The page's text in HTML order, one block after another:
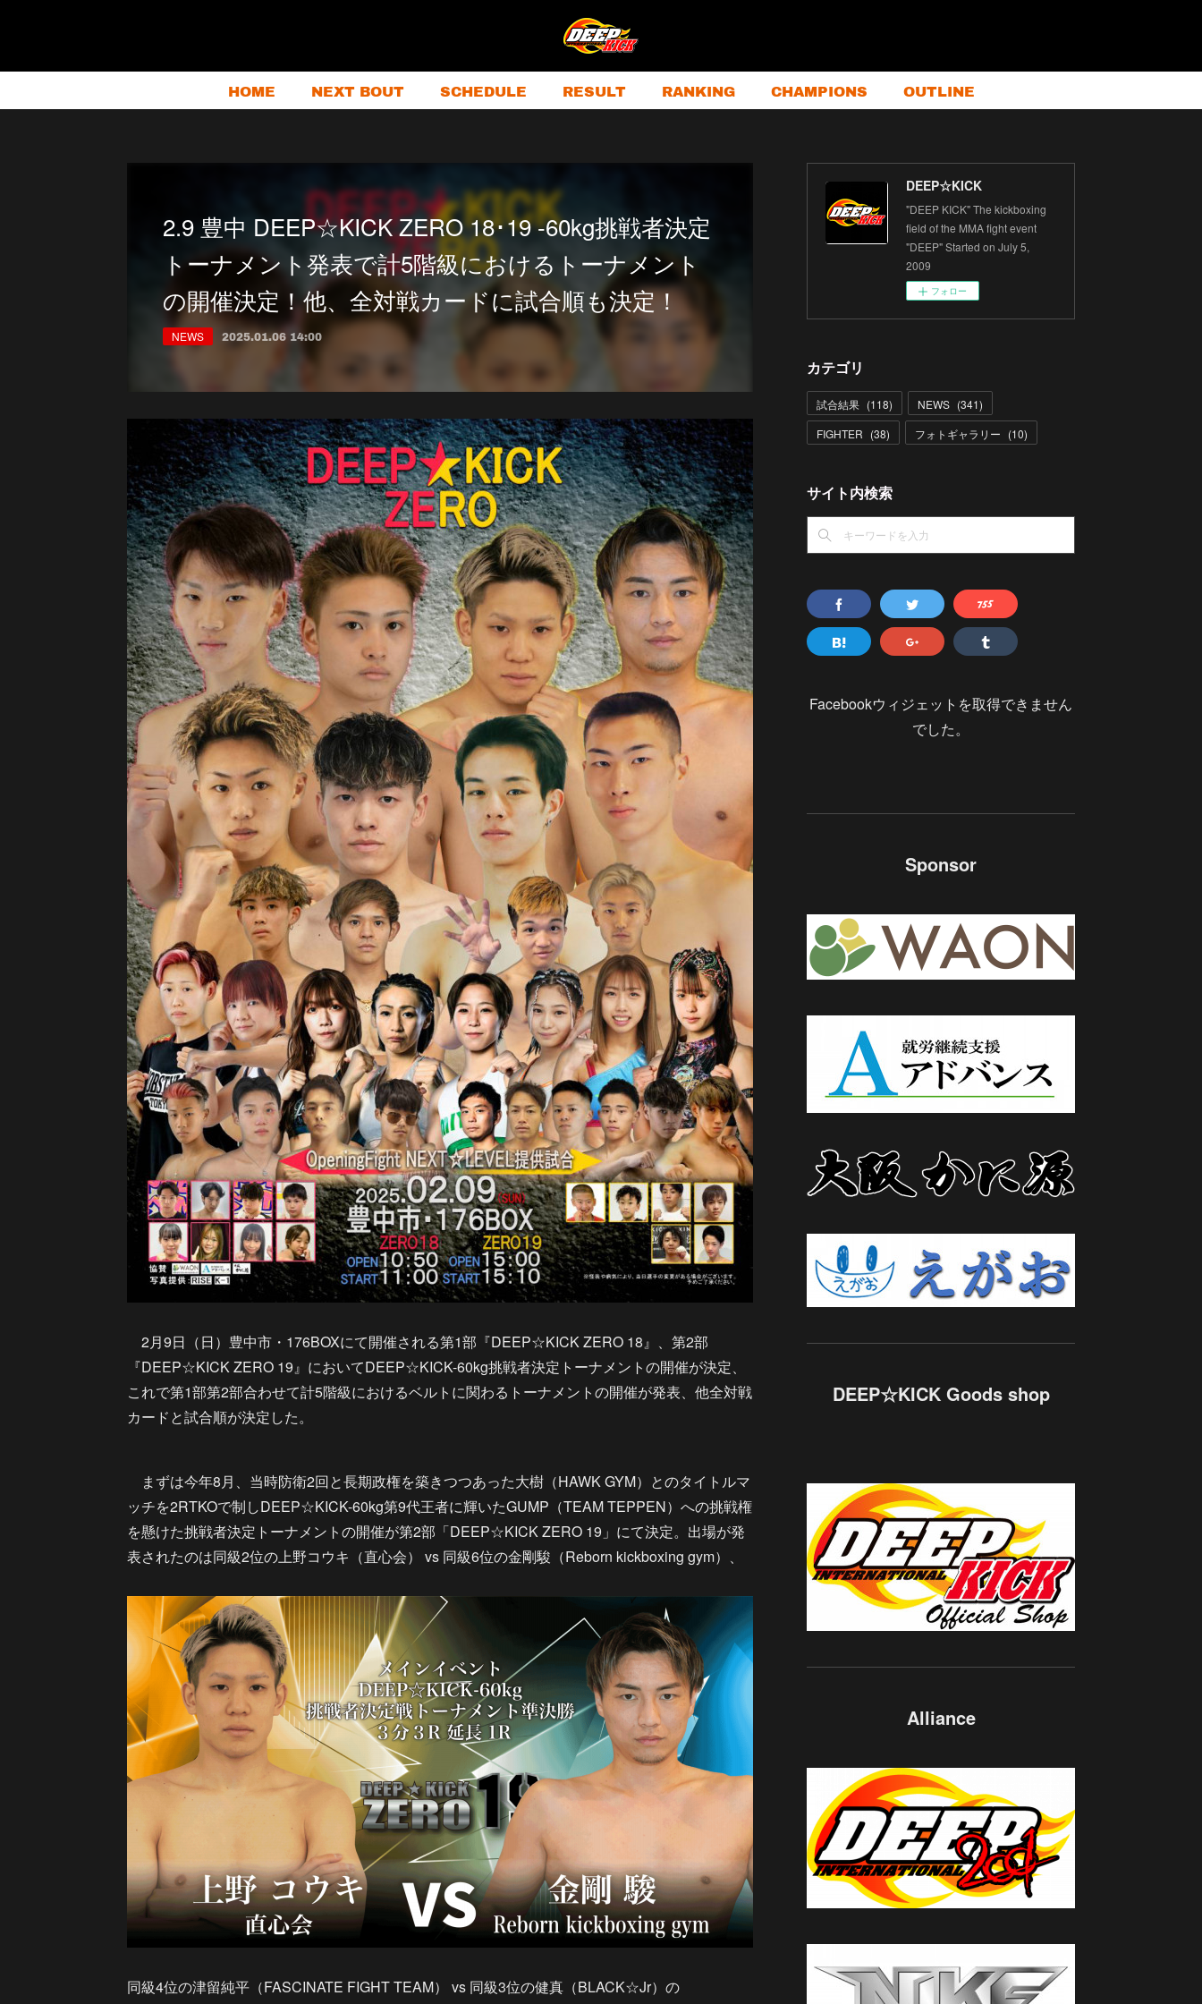
HOME NEXT BOUT SCHEDULE RESULT RANKING CHAMPIONS OUTLINE
2.9 豊中 DEEP☆KICK ZERO 18･19 -60kg挑戦者決定
トーナメント発表で計5階級におけるトーナメント
の開催決定！他、全対戦カードに試合順も決定！
NEWS 2025.01.06 14:00
2月9日（日）豊中市・176BOXにて開催される第1部『DEEP☆KICK ZERO 18』、第2部
『DEEP☆KICK ZERO 19』においてDEEP☆KICK-60kg挑戦者決定トーナメントの開催が決定、
これで第1部第2部合わせて計5階級におけるベルトに関わるトーナメントの開催が発表、他全対戦
カードと試合順が決定した。
まずは今年8月、当時防衛2回と長期政権を築きつつあった大樹（HAWK GYM）とのタイトルマ
ッチを2RTKOで制しDEEP☆KICK-60kg第9代王者に輝いたGUMP（TEAM TEPPEN）への挑戦権
を懸けた挑戦者決定トーナメントの開催が第2部「DEEP☆KICK ZERO 19」にて決定。出場が発
表されたのは同級2位の上野コウキ（直心会） vs 同級6位の金剛駿（Reborn kickboxing gym）、
同級4位の津留純平（FASCINATE FIGHT TEAM） vs 同級3位の健真（BLACK☆Jr）の
DEEP☆KICK
"DEEP KICK" The kickboxing
field of the MMA fight event
"DEEP" Started on July 5,
2009
フォロー
カテゴリ
試合結果 (118) NEWS (341)
FIGHTER (38) フォトギャラリー (10)
サイト内検索
Facebookウィジェットを取得できません
でした。
Sponsor
DEEP☆KICK Goods shop
Alliance